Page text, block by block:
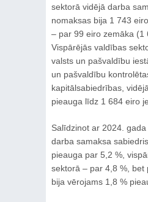
sektorā vidējā darba
nomaksas bija 1 743
– par 99 eiro zemāka (1
Vispārējās valdības
valsts un pašvaldību
un pašvaldību
kapitālsabiedrības,
pieauga līdz 1 684 eiro
Salīdzinot ar 2024.
darba samaksa
pieauga par 5,2 %,
sektorā – par 4,8 %, bet
bija vērojams 1,8 %